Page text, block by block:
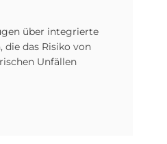
über integrierte
die das Risiko von
Unfällen